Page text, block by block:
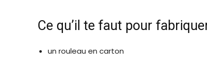
Ce qu’il te faut pour
un rouleau en carton